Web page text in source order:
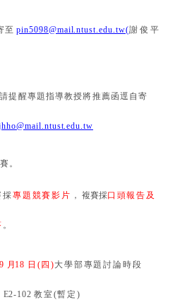
至pin5098@mail.ntust.edu.tw(謝俊平
請提醒專題指導教授將推薦函逕自寄
。
採專題競賽影片 ， 複賽採口頭報告及
。
月 18 日( 四)大學部專題討論時段
E2-102 教室(暫定 )